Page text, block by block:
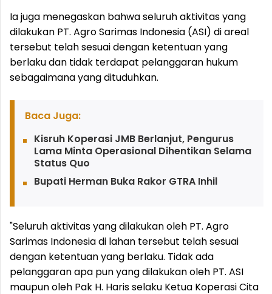
Ia juga menegaskan bahwa seluruh aktivitas yang
dilakukan PT. Agro Sarimas Indonesia (ASI) di areal
tersebut telah sesuai dengan ketentuan yang
berlaku dan tidak terdapat pelanggaran hukum
sebagaimana yang dituduhkan.
Baca Juga:
Kisruh Koperasi JMB Berlanjut, Pengurus
Lama Minta Operasional Dihentikan Selama
Status Quo
Bupati Herman Buka Rakor GTRA Inhil
"Seluruh aktivitas yang dilakukan oleh PT. Agro
Sarimas Indonesia di lahan tersebut telah sesuai
dengan ketentuan yang berlaku. Tidak ada
pelanggaran apa pun yang dilakukan oleh PT. ASI
maupun oleh Pak H. Haris selaku Ketua Koperasi Cita